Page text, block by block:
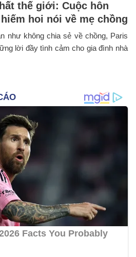
thế giới: Cuộc hôn
hoi nói về mẹ chồng
như không chia sẻ về chồng, Paris
lời đầy tình cảm cho gia đình nhà